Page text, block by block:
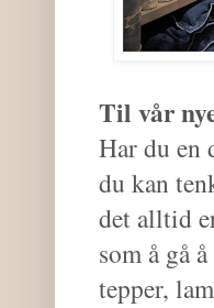
Til vår
Har du en
du kan
det alltid
som å gå
tepper,